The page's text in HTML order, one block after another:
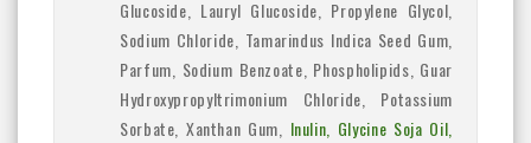
Glucoside, Lauryl Glucoside, Propylene Glycol,
Sodium Chloride, Tamarindus Indica Seed Gum,
Parfum, Sodium Benzoate, Phospholipids, Guar
Hydroxypropyltrimonium Chloride, Potassium
Sorbate, Xanthan Gum, Inulin, Glycine Soja Oil,